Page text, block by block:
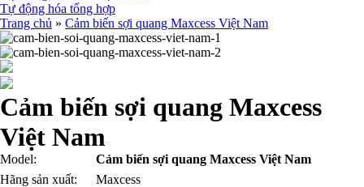
Tự động hóa tổng hợp
Trang chủ » Cảm biến sợi quang Maxcess Việt Nam
Cảm biến sợi quang Maxcess
Việt Nam
Model:
Cảm biến sợi quang Maxcess Việt Nam
Hãng sản xuất:
Maxcess